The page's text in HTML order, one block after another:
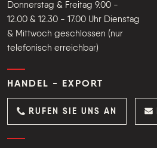
Donnerstag & Freitag 9.00 -
12.00 & 12.30 - 17.00 Uhr Dienstag
& Mittwoch geschlossen (nur
telefonisch erreichbar)
HANDEL - EXPORT
RUFEN SIE UNS AN